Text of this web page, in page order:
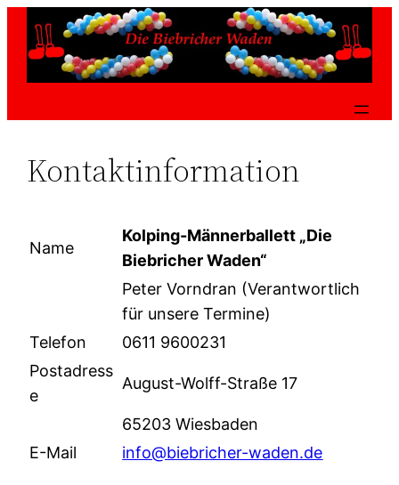
Inhalt
springen
Kontaktinformation
Name
Kolping-Männerballett „Die
Biebricher Waden“
Peter Vorndran (Verantwortlich
für unsere Termine)
Telefon
0611 9600231
Postadress
e
August-Wolff-Straße 17
65203 Wiesbaden
E-Mail
info@biebricher-waden.de